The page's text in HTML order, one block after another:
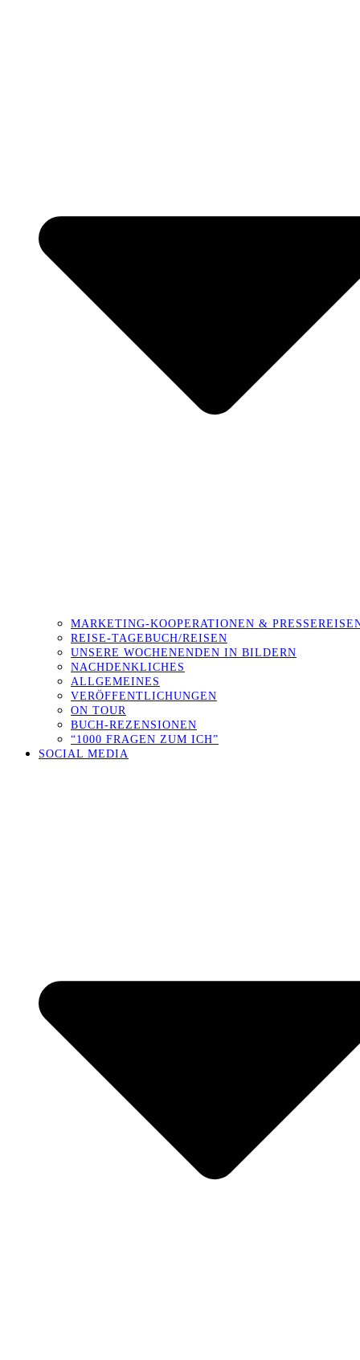
MARKETING-KOOPERATIONEN &
REISE-TAGEBUCH/REISEN
UNSERE WOCHENENDEN IN BILDERN
NACHDENKLICHES
ALLGEMEINES
VERÖFFENTLICHUNGEN
ON TOUR
BUCH-REZENSIONEN
“1000 FRAGEN ZUM ICH”
SOCIAL MEDIA